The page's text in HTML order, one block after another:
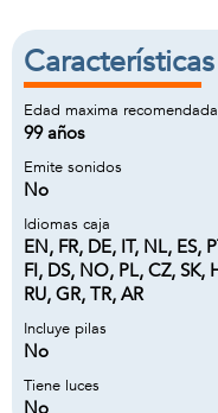
Características
Edad maxima recomendada
99 años
Emite sonidos
No
Idiomas caja
EN, FR, DE, IT, NL, ES,
FI, DS, NO, PL, CZ, SK,
RU, GR, TR, AR
Incluye pilas
No
Tiene luces
No